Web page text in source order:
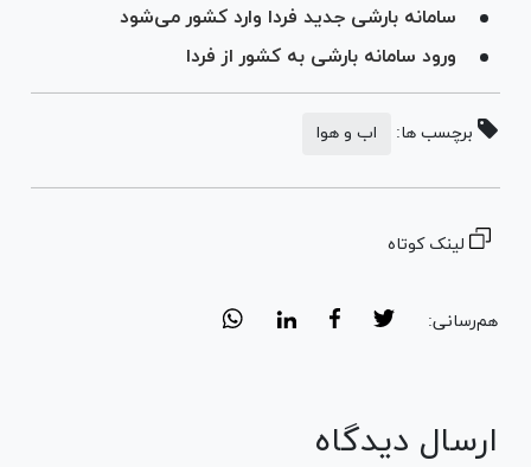
سامانه بارشی جدید فردا وارد کشور می‌شود
ورود سامانه بارشی به کشور از فردا
برچسب ها: اب و هوا
لینک کوتاه
هم‌رسانی:
ارسال دیدگاه